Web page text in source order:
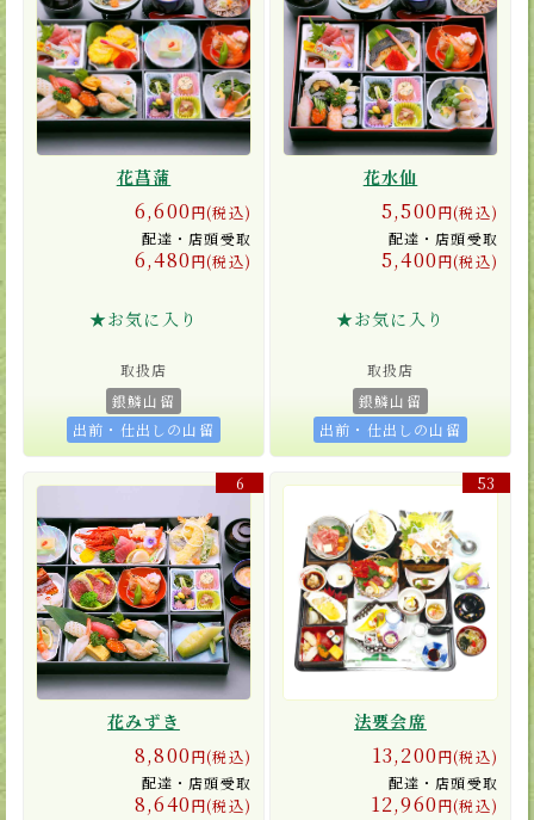
花菖蒲
6,600円(税込)
配達・店頭受取
6,480円(税込)
★お気に入り
取扱店
銀鱗山留
出前・仕出しの山留
花水仙
5,500円(税込)
配達・店頭受取
5,400円(税込)
★お気に入り
取扱店
銀鱗山留
出前・仕出しの山留
6
花みずき
8,800円(税込)
配達・店頭受取
8,640円(税込)
53
法要会席
13,200円(税込)
配達・店頭受取
12,960円(税込)